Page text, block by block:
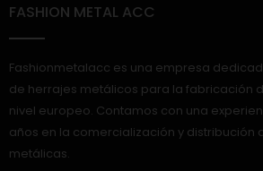
FASHION METAL ACC
Fashionmetalacc es una empresa
de herrajes metálicos para la fabricación
nivel europeo. Contamos con una
años en la comercialización y distribución
metálicas.